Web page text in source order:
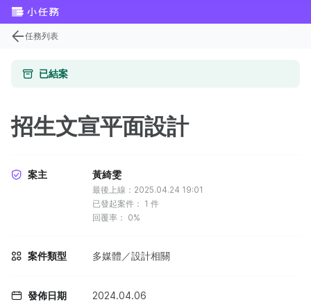
任務列表
已結案
招生文宣平面設計
案主 黃綺雯
最後上線：2025.04.24 19:01
已發起案件： 1 件
回覆率： 0%
案件類型 多媒體／設計相關
發佈日期 2024.04.06